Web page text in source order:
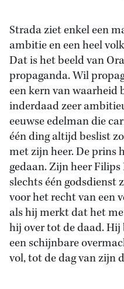
Strada ziet enkel een
ambitie en een heel
Dat is het beeld van
propaganda. Wil
een kern van waarheid
inderdaad zeer
eeuwse edelman die
één ding altijd beslist
met zijn heer. De prins
gedaan. Zijn heer
slechts één godsdienst
voor het recht van een
als hij merkt dat het
hij over tot de daad.
een schijnbare
vol, tot de dag van zijn